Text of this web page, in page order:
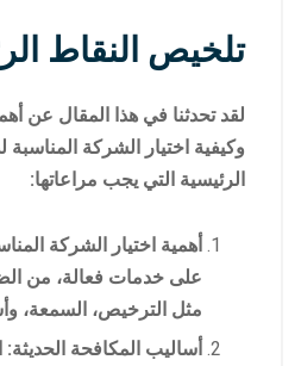
تلخيص النقاط
لقد تحدثنا في هذا المقال عن
وكيفية اختيار الشركة
الرئيسية التي يجب مراعاتها:
أهمية اختيار الشركة
على خدمات فعالة، من
مثل الترخيص، السمعة،
أساليب المكافحة